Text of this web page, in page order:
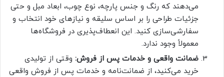
می‌دهند که رنگ و جنس پارچه، نوع چوب، ابعاد مبل و حتی
جزئیات طراحی را بر اساس سلیقه و نیازهای خود انتخاب و
سفارشی‌سازی کنید. این انعطاف‌پذیری در فروشگاه‌ها
معمولاً وجود ندارد.
ضمانت واقعی و خدمات پس از فروش: وقتی از تولیدی
خرید می‌کنید، از ضمانت‌نامه و خدمات پس از فروش واقعی